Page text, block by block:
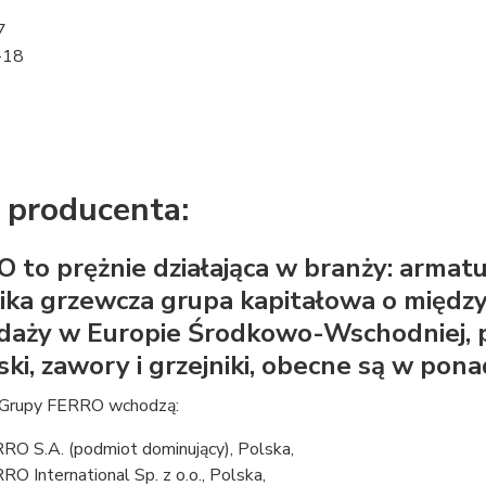
to prężnie działająca w branży:
grzewcza grupa kapitałowa o
w Europie Środkowo-
zawory i grzejniki, obecne są w
FERRO wchodzą:
S.A. (podmiot dominujący), Polska,
International Sp. z o.o., Polska,